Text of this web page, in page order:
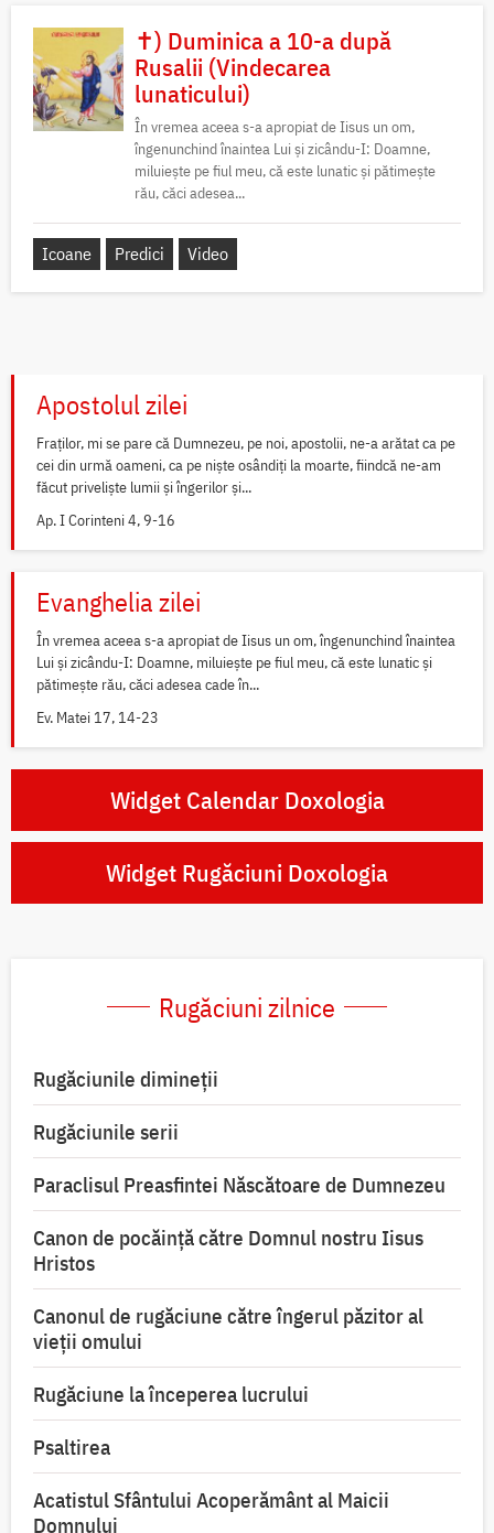
✝) Duminica a 10-a după
Rusalii (Vindecarea
lunaticului)
În vremea aceea s-a apropiat de Iisus un om,
îngenunchind înaintea Lui și zicându-I: Doamne,
miluiește pe fiul meu, că este lunatic și pătimește
rău, căci adesea...
Icoane Predici Video
Apostolul zilei
Fraților, mi se pare că Dumnezeu, pe noi, apostolii, ne-a arătat ca pe
cei din urmă oameni, ca pe niște osândiți la moarte, fiindcă ne-am
făcut priveliște lumii și îngerilor și...
Ap. I Corinteni 4, 9-16
Evanghelia zilei
În vremea aceea s-a apropiat de Iisus un om, îngenunchind înaintea
Lui și zicându-I: Doamne, miluiește pe fiul meu, că este lunatic și
pătimește rău, căci adesea cade în...
Ev. Matei 17, 14-23
Widget Calendar Doxologia
Widget Rugăciuni Doxologia
Rugăciuni zilnice
Rugăciunile dimineții
Rugăciunile serii
Paraclisul Preasfintei Născătoare de Dumnezeu
Canon de pocăință către Domnul nostru Iisus
Hristos
Canonul de rugăciune către îngerul păzitor al
vieții omului
Rugăciune la începerea lucrului
Psaltirea
Acatistul Sfântului Acoperământ al Maicii
Domnului